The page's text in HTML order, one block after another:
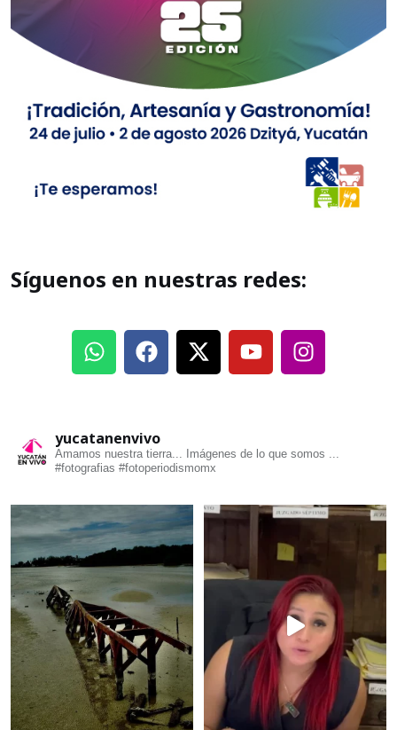
Síguenos en nuestras redes:
yucatanenvivo
Amamos nuestra tierra... Imágenes de lo que somos ...
#fotografias #fotoperiodismomx